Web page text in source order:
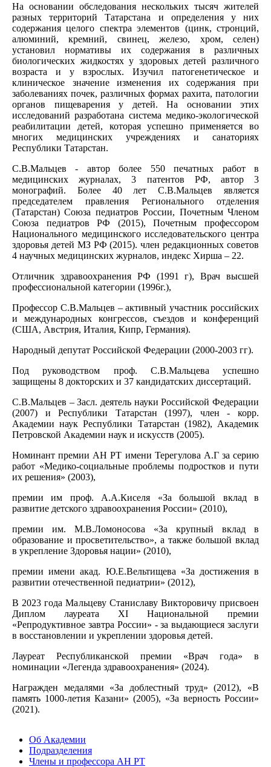
На основании обследования нескольких тысяч жителей
разных территорий Татарстана и определения у них
содержания целого спектра элементов (цинк, стронций,
алюминий, кремний, свинец, железо, хром, селен)
установил нормативы их содержания в различных
биологических жидкостях у здоровых детей различного
возраста и у взрослых. Изучил патогенетическое и
клиническое значение изменения их содержания при
заболеваниях почек, различных формах рахита, патологии
органов пищеварения у детей. На основании этих
исследований разработана система медико-экологической
реабилитации детей, которая успешно применяется во
многих медицинских учреждениях и санаториях
Республики Татарстан.
С.В.Мальцев - автор более 550 печатных работ в
медицинских журналах, 3 патентов РФ, автор 3
монографий. Более 40 лет С.В.Мальцев является
председателем правления Регионального отделения
(Татарстан) Союза педиатров России, Почетным Членом
Союза педиатров РФ (2015), Почетным профессором
Национального медицинского исследовательского центра
здоровья детей МЗ РФ (2015). член редакционных советов
4 научных медицинских журналов, индекс Хирша – 22.
Отличник здравоохранения РФ (1991 г), Врач высшей
профессиональной категории (1996г.),
Профессор С.В.Мальцев – активный участник российских
и международных конгрессов, съездов и конференций
(США, Австрия, Италия, Кипр, Германия).
Народный депутат Российской Федерации (2000-2003 гг).
Под руководством проф. С.В.Мальцева успешно
защищены 8 докторских и 37 кандидатских диссертаций.
С.В.Мальцев – Засл. деятель науки Российской Федерации
(2007) и Республики Татарстан (1997), член - корр.
Академии наук Республики Татарстан (1982), Академик
Петровской Академии наук и искусств (2005).
Номинант премии АН РТ имени Терегулова А.Г за серию
работ «Медико-социальные проблемы подростков и пути
их решения» (2003),
премии им проф. А.А.Киселя «За большой вклад в
развитие детского здравоохранения России» (2010),
премии им. М.В.Ломоносова «За крупный вклад в
образование и просветительство», а также большой вклад
в укрепление Здоровья нации» (2010),
премии имени акад. Ю.Е.Вельтищева «За достижения в
развитии отечественной педиатрии» (2012),
В 2023 года Мальцеву Станиславу Викторовичу присвоен
Диплом лауреата XI Национальной премии
«Репродуктивное завтра России» - за выдающиеся заслуги
в восстановлении и укреплении здоровья детей.
Лауреат Республиканской премии «Врач года» в
номинации «Легенда здравоохранения» (2024).
Награжден медалями «За доблестный труд» (2012), «В
память 1000-летия Казани» (2005), «За верность России»
(2021).
Об Академии
Подразделения
Члены и профессора АН РТ